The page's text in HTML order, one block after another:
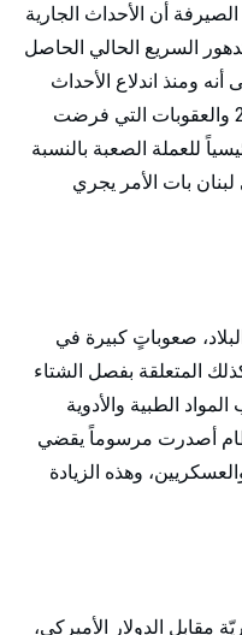
أن الأحداث الجارية
السريع الحالي الحاصل
ومنذ اندلاع الأحداث
في سوريا منتصف مارس/آذار 2011 والعقوبات التي فرضت
للعملة الصعبة بالنسبة
بات الأمر يجري
صعوباتٍ كبيرة في
المتعلقة بفصل الشتاء
الطبية والأدوية
أصدرت مرسوماً يقضي
وهذه الزيادة
الدولار الأميركي،